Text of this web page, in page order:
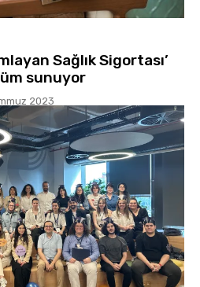
Sağlık Sigortası’
sunuyor
2023